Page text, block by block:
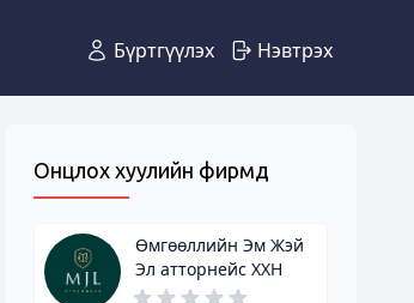
Бүртгүүлэх Нэвтрэх
Онцлох хуулийн фирмүүд
Өмгөөллийн Эм Жэй
Эл атторнейс ХХН